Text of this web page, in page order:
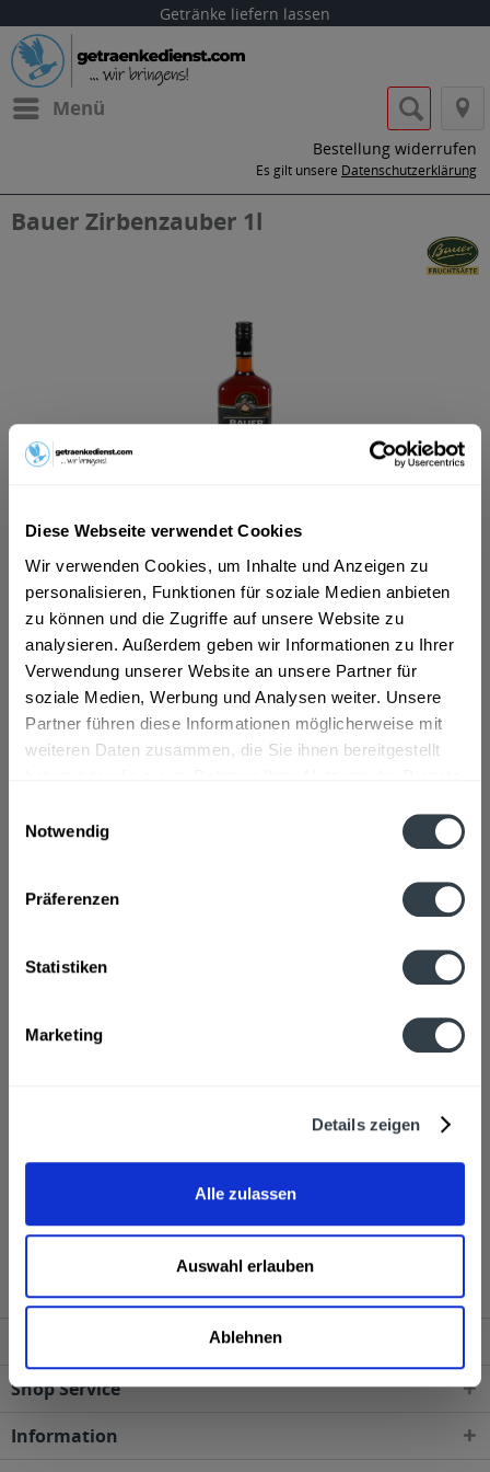
Diese Webseite verwendet Cookies
Wir verwenden Cookies, um Inhalte und Anzeigen zu
personalisieren, Funktionen für soziale Medien anbieten
zu können und die Zugriffe auf unsere Website zu
analysieren. Außerdem geben wir Informationen zu Ihrer
Verwendung unserer Website an unsere Partner für
soziale Medien, Werbung und Analysen weiter. Unsere
Partner führen diese Informationen möglicherweise mit
weiteren Daten zusammen, die Sie ihnen bereitgestellt
Notwendig
Präferenzen
Statistiken
Marketing
Details zeigen
Alle zulassen
Auswahl erlauben
Ablehnen
Getränke liefern lassen
Menü
Bestellung widerrufen
Es gilt unsere Datenschutzerklärung
Bauer Zirbenzauber 1l
ab 17,34 € *
Inhalt: 1 Liter
inkl. MwSt.ggf. zzgl. Erschwerniszuschlag
Vorrätig
In den Warenkorb
Hersteller
Liebenwerda, Telefon: 035341-49890
35,0% volmehr
Kunden haben sich ebenfalls angesehen
Bauer Zirbenzauber 1l wird in den folgenden
Regionen, Städten, Orten und Postleitzahl-Gebieten
Shop Service
Information